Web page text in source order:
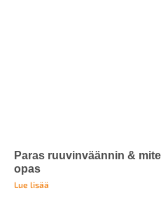
Paras ruuvinväännin &
opas
Lue lisää